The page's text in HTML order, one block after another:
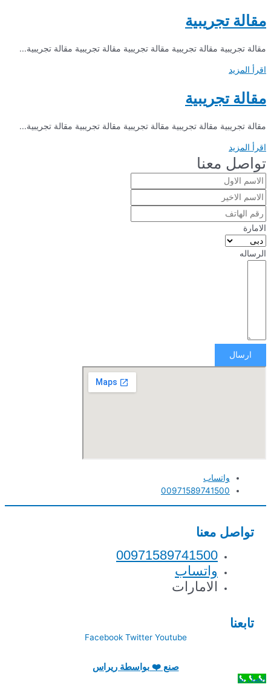
مقالة تجريبية
مقالة تجريبية مقالة تجريبية مقالة تجريبية مقالة تجريبية مقالة تجريبية...
اقرأ المزيد
مقالة تجريبية
مقالة تجريبية مقالة تجريبية مقالة تجريبية مقالة تجريبية مقالة تجريبية...
اقرأ المزيد
تواصل معنا
الامارة
الرساله
ارسال
واتساب
00971589741500
تواصل معنا
00971589741500
واتساب
الامارات
تابعنا
Facebook Twitter Youtube
صنع ❤️ بواسطة ريراس
اتصل بنا